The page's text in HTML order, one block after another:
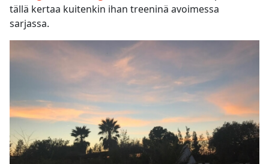
tällä kertaa kuitenkin ihan treeninä avoimessa
sarjassa.